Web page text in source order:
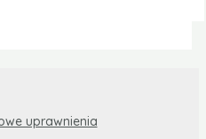
uprawnienia